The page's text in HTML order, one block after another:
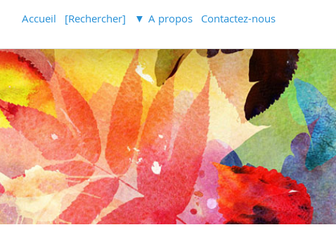
Accueil [Rechercher] A propos Contactez-nous